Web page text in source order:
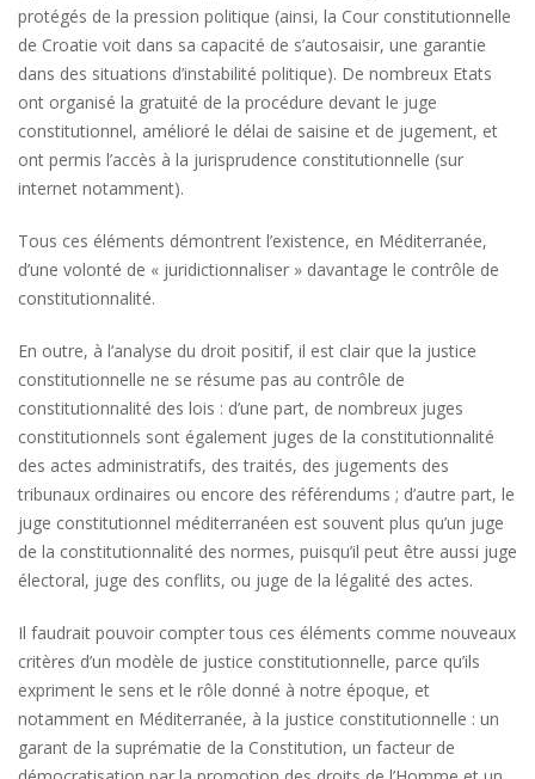
protégés de la pression politique (ainsi, la Cour constitutionnelle
de Croatie voit dans sa capacité de s’autosaisir, une garantie
dans des situations d’instabilité politique). De nombreux Etats
ont organisé la gratuité de la procédure devant le juge
constitutionnel, amélioré le délai de saisine et de jugement, et
ont permis l’accès à la jurisprudence constitutionnelle (sur
internet notamment).
Tous ces éléments démontrent l’existence, en Méditerranée,
d’une volonté de « juridictionnaliser » davantage le contrôle de
constitutionnalité.
En outre, à l’analyse du droit positif, il est clair que la justice
constitutionnelle ne se résume pas au contrôle de
constitutionnalité des lois : d’une part, de nombreux juges
constitutionnels sont également juges de la constitutionnalité
des actes administratifs, des traités, des jugements des
tribunaux ordinaires ou encore des référendums ; d’autre part, le
juge constitutionnel méditerranéen est souvent plus qu’un juge
de la constitutionnalité des normes, puisqu’il peut être aussi juge
électoral, juge des conflits, ou juge de la légalité des actes.
Il faudrait pouvoir compter tous ces éléments comme nouveaux
critères d’un modèle de justice constitutionnelle, parce qu’ils
expriment le sens et le rôle donné à notre époque, et
notamment en Méditerranée, à la justice constitutionnelle : un
garant de la suprématie de la Constitution, un facteur de